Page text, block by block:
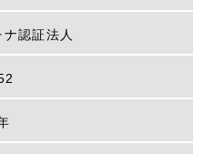
ナ認証法人